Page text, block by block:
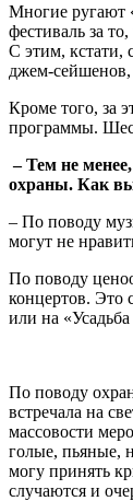
Многие ругают
фестиваль за
С этим, кстати,
джем-сейшенов,
Кроме того, за
программы.
– Тем не
охраны. Как вы
– По поводу
могут не
По поводу
концертов. Это
или на
По поводу
встречала на
массовости
голые, пьяные,
могу принять
случаются и